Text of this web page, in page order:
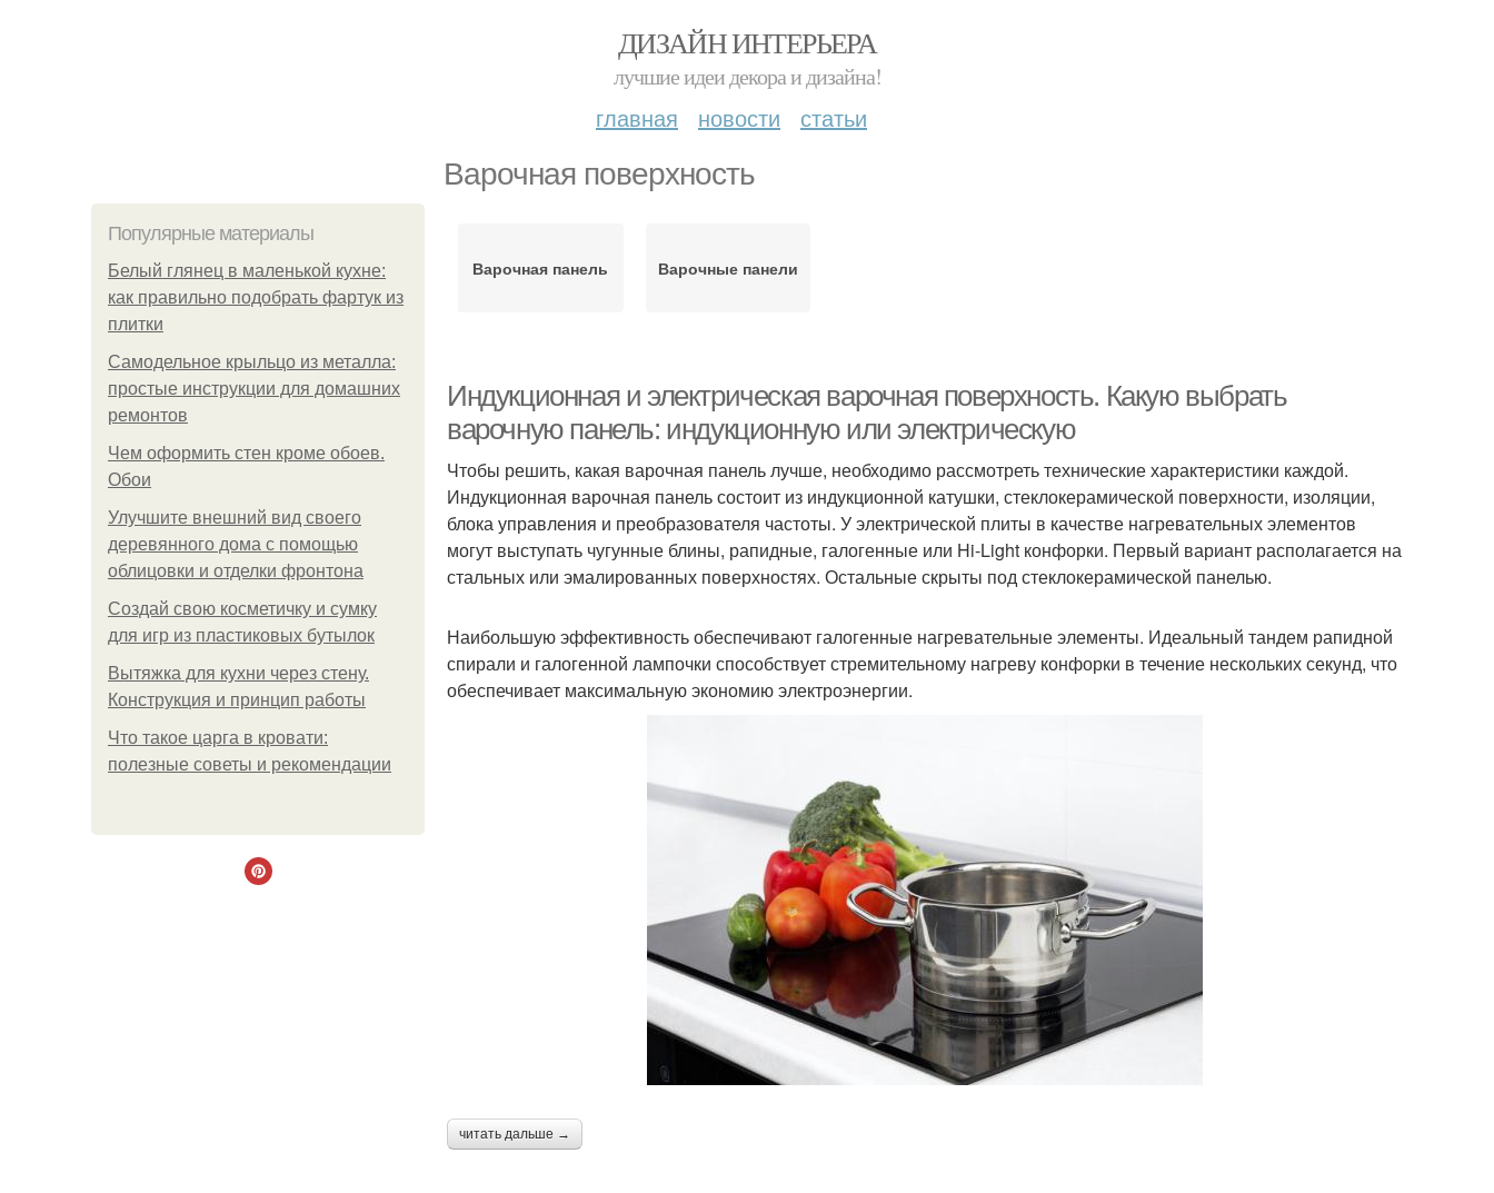
ДИЗАЙН ИНТЕРЬЕРА
лучшие идеи декора и дизайна!
главная новости статьи
Варочная поверхность
Популярные материалы
Белый глянец в маленькой кухне:
как правильно подобрать фартук из
плитки
Самодельное крыльцо из металла:
простые инструкции для домашних
ремонтов
Чем оформить стен кроме обоев.
Обои
Улучшите внешний вид своего
деревянного дома с помощью
облицовки и отделки фронтона
Создай свою косметичку и сумку
для игр из пластиковых бутылок
Вытяжка для кухни через стену.
Конструкция и принцип работы
Что такое царга в кровати:
полезные советы и рекомендации
Варочная панель Варочные панели
Индукционная и электрическая варочная поверхность. Какую выбрать
варочную панель: индукционную или электрическую
Чтобы решить, какая варочная панель лучше, необходимо рассмотреть технические характеристики каждой.
Индукционная варочная панель состоит из индукционной катушки, стеклокерамической поверхности, изоляции,
блока управления и преобразователя частоты. У электрической плиты в качестве нагревательных элементов
могут выступать чугунные блины, рапидные, галогенные или Hi-Light конфорки. Первый вариант располагается на
стальных или эмалированных поверхностях. Остальные скрыты под стеклокерамической панелью.
Наибольшую эффективность обеспечивают галогенные нагревательные элементы. Идеальный тандем рапидной
спирали и галогенной лампочки способствует стремительному нагреву конфорки в течение нескольких секунд, что
обеспечивает максимальную экономию электроэнергии.
читать дальше →